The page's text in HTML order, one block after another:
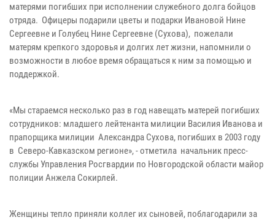
матерями погибших при исполнении служебного долга бойцов
отряда. Офицеры подарили цветы и подарки Ивановой Нине
Сергеевне и Голубец Нине Сергеевне (Сухова), пожелали
матерям крепкого здоровья и долгих лет жизни, напомнили о
возможности в любое время обращаться к ним за помощью и
поддержкой.
«Мы стараемся несколько раз в год навещать матерей погибших
сотрудников: младшего лейтенанта милиции Василия Иванова и
прапорщика милиции Александра Сухова, погибших в 2003 году
в Северо-Кавказском регионе», - отметила начальник пресс-
службы Управления Росгвардии по Новгородской области майор
полиции Анжела Сокирлей.
Женщины тепло приняли коллег их сыновей, поблагодарили за